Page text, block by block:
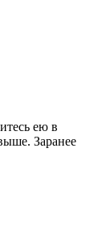
ею в
Заранее